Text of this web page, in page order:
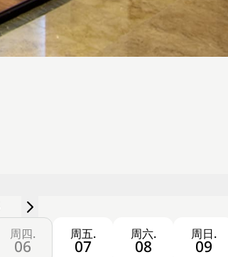
周四.
06
周五.
07
周六.
08
周日.
09